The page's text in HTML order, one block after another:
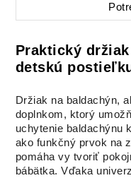
Praktický
detskú
Držiak na baldachýn,
doplnkom, ktorý
uchytenie baldachýnu
ako funkčný prvok na
pomáha vy tvoriť
bábätka. Vďaka